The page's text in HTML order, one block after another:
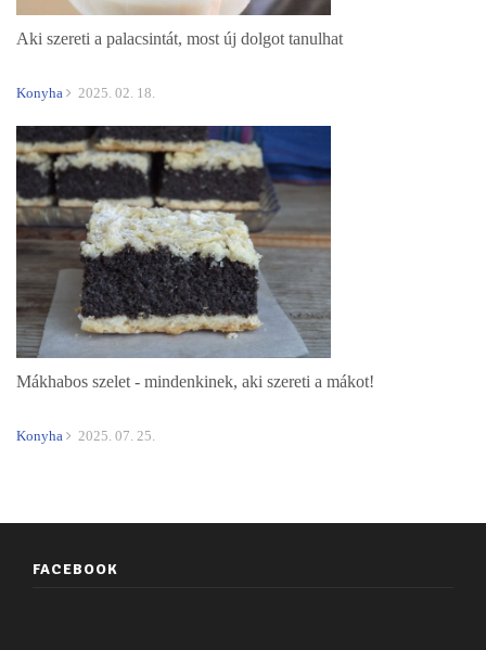
Aki szereti a palacsintát, most új dolgot tanulhat
Konyha 2025. 02. 18.
Mákhabos szelet - mindenkinek, aki szereti a mákot!
Konyha 2025. 07. 25.
FACEBOOK